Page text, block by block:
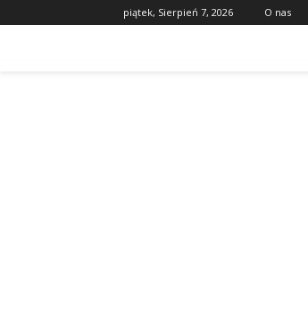
piątek, Sierpień 7, 2026 O nas